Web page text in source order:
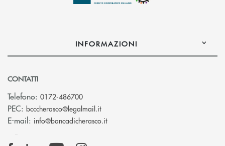
INFORMAZIONI
CONTATTI
Telefono: 0172-486700
PEC: bcccherasco@legalmail.it(si apre l’app di posta elettronica)
E-mail: info@bancadicherasco.it(si apre l’app di posta elettronica)